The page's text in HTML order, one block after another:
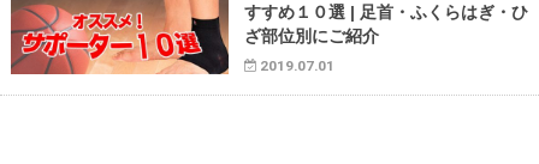
すすめ１０選 | 足首・ふくらはぎ・ひ
ざ部位別にご紹介
2019.07.01